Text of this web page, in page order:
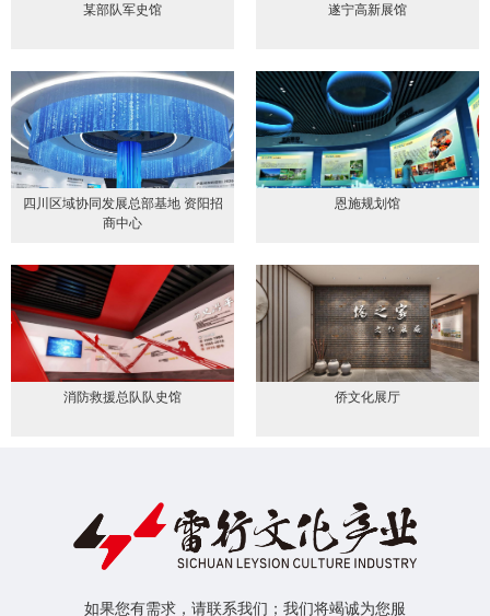
某部队军史馆 遂宁高新展馆
四川区域协同发展总部基地 资阳招
商中心
恩施规划馆
消防救援总队队史馆 侨文化展厅
如果您有需求，请联系我们；我们将竭诚为您服